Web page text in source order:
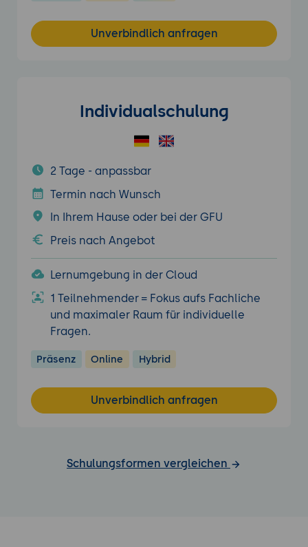
Unverbindlich anfragen
Individualschulung
2 Tage - anpassbar
Termin nach Wunsch
In Ihrem Hause oder bei der GFU
Preis nach Angebot
Lernumgebung in der Cloud
1 Teilnehmender = Fokus aufs Fachliche
und maximaler Raum für individuelle
Fragen.
Präsenz Online Hybrid
Unverbindlich anfragen
Schulungsformen vergleichen